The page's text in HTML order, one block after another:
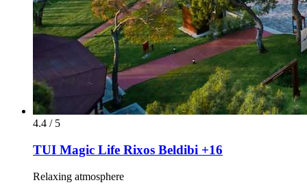
4.4 / 5
TUI Magic Life Rixos Beldibi +16
Relaxing atmosphere